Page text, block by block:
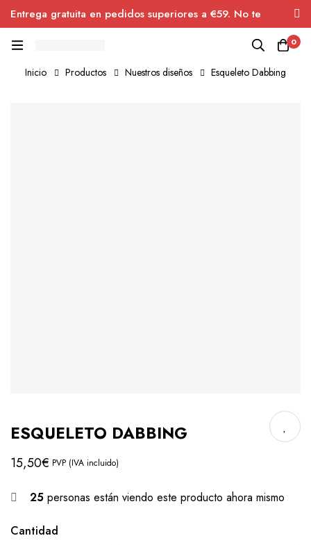
Entrega gratuita en pedidos superiores a €59. No te
pierdas el descuento.
0
Inicio Productos Nuestros diseños Esqueleto Dabbing
ESQUELETO DABBING
15,50€ PVP (IVA incluido)
25 personas están viendo este producto ahora mismo
Cantidad